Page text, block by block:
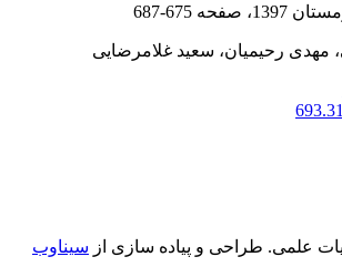
675-687
رحیمیان، سعید غلامرضایی
علمی. طراحی و پیاده سازی از سیناوب